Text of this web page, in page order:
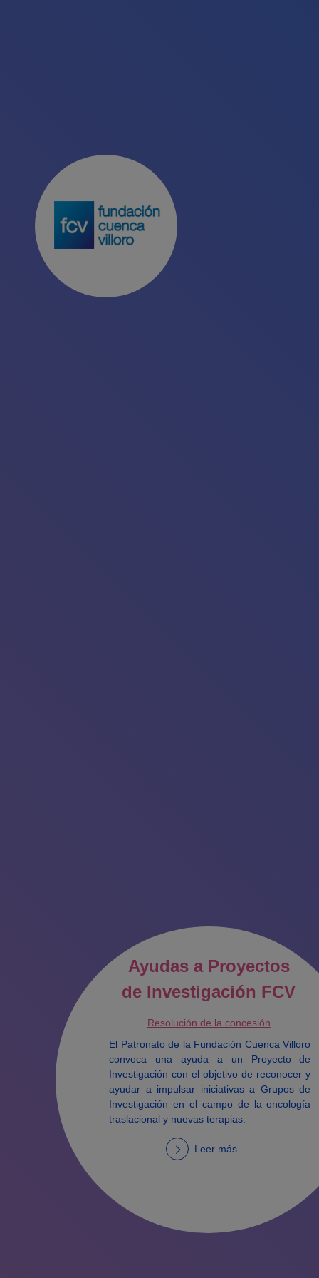
Ayudas a Proyectos
de Investigación FCV
Resolución de la concesión
El Patronato de la Fundación Cuenca Villoro
convoca una ayuda a un Proyecto de
Investigación con el objetivo de reconocer y
ayudar a impulsar iniciativas a Grupos de
Investigación en el campo de la oncología
traslacional y nuevas terapias.
Leer más